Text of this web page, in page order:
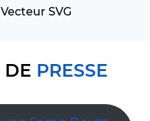
SVG
DE PRESSE